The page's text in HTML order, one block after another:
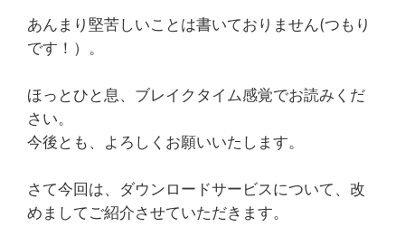
あんまり堅苦しいことは書いておりません(つもり
です！）。
ほっとひと息、ブレイクタイム感覚でお読みくだ
さい。
今後とも、よろしくお願いいたします。
さて今回は、ダウンロードサービスについて、改
めましてご紹介させていただきます。